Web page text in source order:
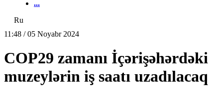
...
Ru
11:48 / 05 Noyabr 2024
COP29 zamanı İçərişəhərdəki
muzeylərin iş saatı uzadılacaq